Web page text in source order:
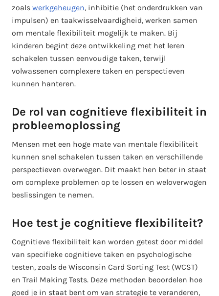
zoals werkgeheugen, inhibitie (het onderdrukken van
impulsen) en taakwisselvaardigheid, werken samen
om mentale flexibiliteit mogelijk te maken. Bij
kinderen begint deze ontwikkeling met het leren
schakelen tussen eenvoudige taken, terwijl
volwassenen complexere taken en perspectieven
kunnen hanteren.
De rol van cognitieve flexibiliteit in
probleemoplossing
Mensen met een hoge mate van mentale flexibiliteit
kunnen snel schakelen tussen taken en verschillende
perspectieven overwegen. Dit maakt hen beter in staat
om complexe problemen op te lossen en weloverwogen
beslissingen te nemen.
Hoe test je cognitieve flexibiliteit?
Cognitieve flexibiliteit kan worden getest door middel
van specifieke cognitieve taken en psychologische
testen, zoals de Wisconsin Card Sorting Test (WCST)
en Trail Making Tests. Deze methoden beoordelen hoe
goed je in staat bent om van strategie te veranderen,